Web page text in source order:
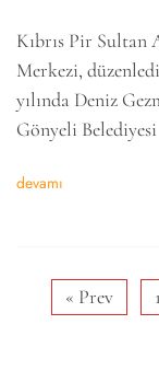
Kıbrıs Pir
Merkezi,
yılında Deniz
Gönyeli Belediyesi
devamı
« Prev 1